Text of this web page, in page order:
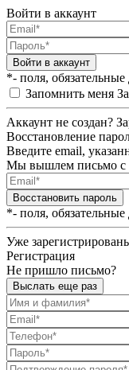
Войти в аккаунт
Войти в аккаунт
*- поля, обязательные
Запомнить меня
Аккаунт не создан?
Восстановление
Введите email,
Мы вышлем письмо с
Восстановить пароль
*- поля, обязательные
Уже
Регистрация
Не пришло письмо?
Выслать еще раз